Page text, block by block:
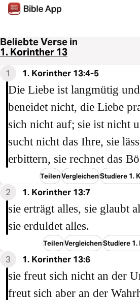
Beliebte Verse in
1. Korinther 13
1 1. Korinther 13:4-5
Die Liebe ist langmütig
beneidet nicht, die Liebe
sich nicht auf; sie ist nicht
sucht nicht das Ihre, sie
erbittern, sie rechnet das
TeilenVergleichenStudiere 1.
2 1. Korinther 13:7
sie erträgt alles, sie glaubt
sie erduldet alles.
TeilenVergleichenStudiere 1.
3 1. Korinther 13:6
sie freut sich nicht an der
freut sich aber an der